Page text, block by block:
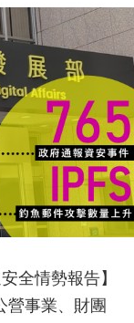
全情勢報告】
營事業、財團